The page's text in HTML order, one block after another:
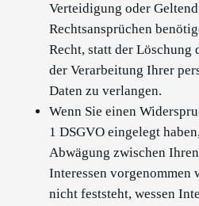
Verteidigung oder
Rechtsansprüchen
Recht, statt der Löschung
der Verarbeitung Ihrer
Daten zu verlangen.
Wenn Sie einen
1 DSGVO eingelegt
Abwägung zwischen
Interessen vorgenommen
nicht feststeht, wessen